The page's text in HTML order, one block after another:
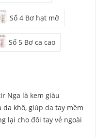
Số 4 Bơ hạt mỡ
Số 5 Bơ ca cao
Nga là kem giàu
khô, giúp da tay mềm
lại cho đôi tay vẻ ngoài